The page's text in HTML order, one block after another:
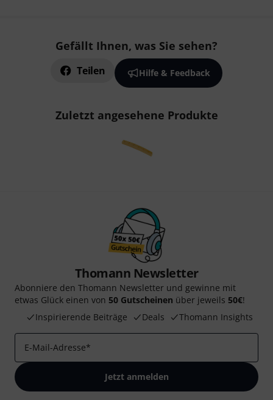
Gefällt Ihnen, was Sie sehen?
Teilen Hilfe & Feedback
Zuletzt angesehene Produkte
Thomann Newsletter
Abonniere den Thomann Newsletter und gewinne mit
etwas Glück einen von 50 Gutscheinen über jeweils 50€!
Inspirierende Beiträge
Deals Thomann Insights
E-Mail-Adresse*
Jetzt anmelden